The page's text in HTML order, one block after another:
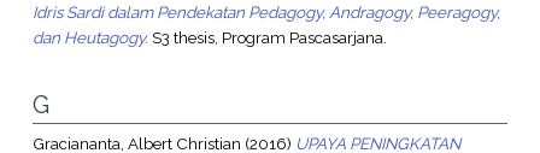
Idris Sardi dalam Pendekatan Pedagogy, Andragogy, Peeragogy,
dan Heutagogy.S3 thesis, Program Pascasarjana.
G
Graciananta, Albert Christian (2016) UPAYA PENINGKATAN